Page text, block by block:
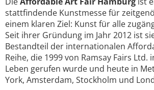
stattfindende Kunstmesse für
einem klaren Ziel: Kunst für alle
Seit ihrer Gründung im Jahr 2012 ist
Bestandteil der internationalen
Reihe, die 1999 von Ramsay Fairs Ltd.
Leben gerufen wurde und heute in
York, Amsterdam, Stockholm und